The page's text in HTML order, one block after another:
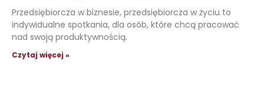
Przedsiębiorcza w biznesie, przedsiębiorcza w życiu to
indywidualne spotkania, dla osób, które chcą pracować
nad swoją produktywnością.
Czytaj więcej »